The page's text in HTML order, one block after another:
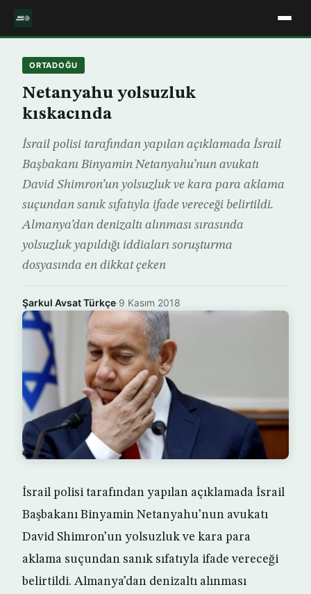
ORTADOĞU
Netanyahu yolsuzluk
kıskacında
İsrail polisi tarafından yapılan açıklamada İsrail
Başbakanı Binyamin Netanyahu’nun avukatı
David Shimron’un yolsuzluk ve kara para aklama
suçundan sanık sıfatıyla ifade vereceği belirtildi.
Almanya’dan denizaltı alınması sırasında
yolsuzluk yapıldığı iddiaları soruşturma
dosyasında en dikkat çeken
Şarkul Avsat Türkçe·9 Kasım 2018
İsrail polisi tarafından yapılan açıklamada İsrail
Başbakanı Binyamin Netanyahu’nun avukatı
David Shimron’un yolsuzluk ve kara para
aklama suçundan sanık sıfatıyla ifade vereceği
belirtildi. Almanya’dan denizaltı alınması